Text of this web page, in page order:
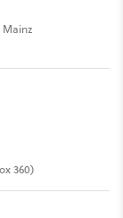
Mainz
360)